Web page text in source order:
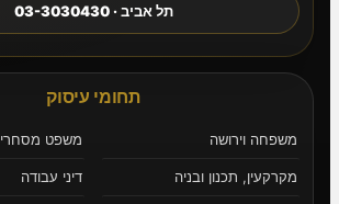
תל אביב · 03-3030430
תחומי עיסוק
משפחה וירושה משפט מסחרי
מקרקעין, תכנון ובניה דיני עבודה